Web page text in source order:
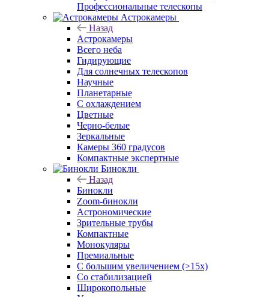
Профессиональные телескопы
Астрокамеры
Назад
Астрокамеры
Всего неба
Гидирующие
Для солнечных телескопов
Научные
Планетарные
С охлаждением
Цветные
Черно-белые
Зеркальные
Камеры 360 градусов
Компактные экспертные
Бинокли
Назад
Бинокли
Zoom-бинокли
Астрономические
Зрительные трубы
Компактные
Монокуляры
Премиальные
С большим увеличением (>15x)
Со стабилизацией
Широкопольные